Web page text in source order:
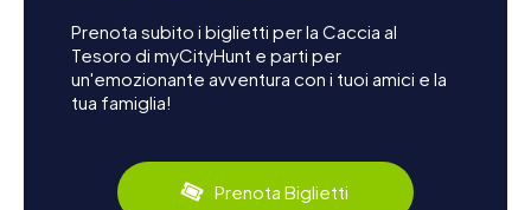
Prenota subito i biglietti per la Caccia al
Tesoro di myCityHunt e parti per
un'emozionante avventura con i tuoi amici e la
tua famiglia!
Prenota Biglietti